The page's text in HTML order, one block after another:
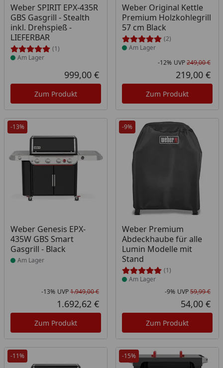
Weber SPIRIT EPX-435R
GBS Gasgrill - Stealth
inkl. Drehspieß -
LIEFERBAR
(1)
Produkt am Lager
Am Lager
Aktueller Preis
999,00 €
Zum Produkt
Weber Original Kettle
Premium Holzkohlegrill
57 cm Black
(2)
Produkt am Lager
Am Lager
-12% UVP249,00 €
219,00 €
Zum Produkt
-13%
Weber Genesis EPX-
435W GBS Smart
Gasgrill - Black
Produkt am Lager
Am Lager
Rabatt in Prozent
-13%
Ursprünglicher Preis
UVP1.949,00 €
Aktueller Preis
1.692,62 €
Zum Produkt
-9%
Weber Premium
Abdeckhaube für alle
Lumin Modelle mit
Stand
(1)
Produkt am Lager
Am Lager
-9% UVP59,99 €
54,00 €
Zum Produkt
-11% -15%